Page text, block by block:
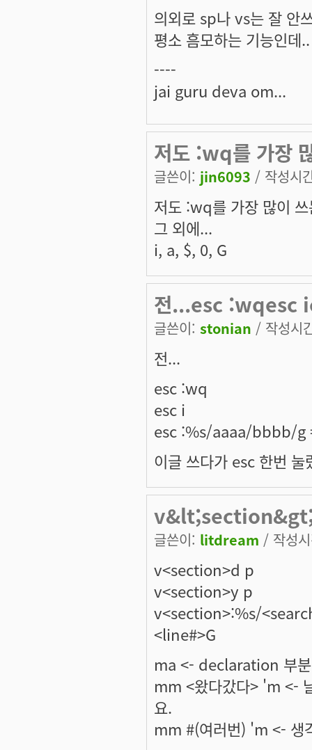
의외로 sp나 vs는 잘 안
평소 흠모하는 기능인데
----
jai guru deva om...
저도 :wq를 가장
글쓴이: jin6093 / 작성시
저도 :wq를 가장 많이
그 외에...
i, a, $, 0, G
전...esc :wqesc
글쓴이: stonian / 작성시
전...
esc :wq
esc i
esc :%s/aaaa/bbbb/g
이글 쓰다가 esc 한번
글쓴이: litdream / 작성
v<section>d p
v<section>y p
v<section>:%s/
<line#>G
ma <- declaration 부분
mm <왔다갔다> 'm <-
요.
mm #(여러번) 'm <- 생